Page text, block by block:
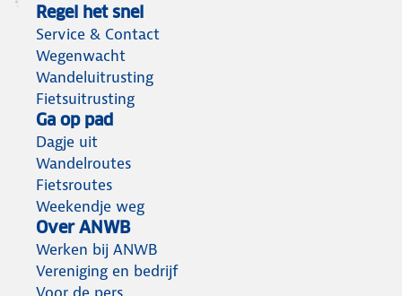
Regel het snel
Service & Contact
Wegenwacht
Wandeluitrusting
Fietsuitrusting
Ga op pad
Dagje uit
Wandelroutes
Fietsroutes
Weekendje weg
Over ANWB
Werken bij ANWB
Vereniging en bedrijf
Voor de pers